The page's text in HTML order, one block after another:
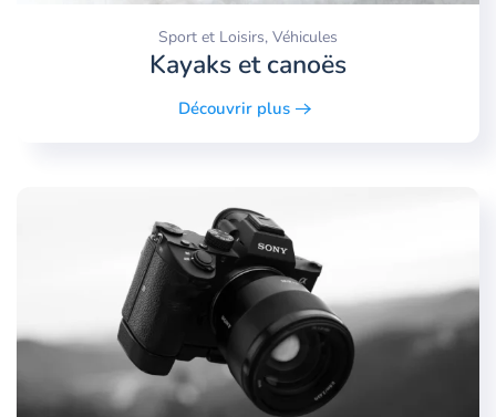
Sport et Loisirs, Véhicules
Kayaks et canoës
Découvrir plus